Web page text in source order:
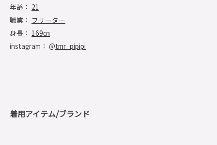
年齢： 21
職業： フリーター
身長： 169㎝
instagram： @tmr_pipipi
着用アイテム/ブランド